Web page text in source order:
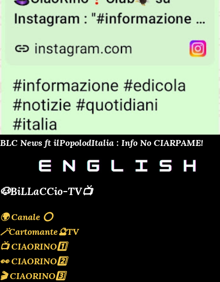
BLC News ft ilPopolodItalia : Info No CIARPAME!
🐶BiLLaCCio-TV📺
🌍 Canale ⭕️
🪄Cartomante🔮TV
📺 CIAORINO1️⃣
👀 CIAORINO2️⃣
🎬 CIAORINO3️⃣